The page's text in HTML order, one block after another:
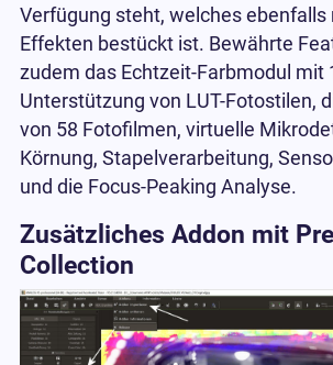
Verfügung steht, welches ebenfalls
Effekten bestückt ist. Bewährte
zudem das Echtzeit-Farbmodul mit
Unterstützung von LUT-Fotostilen,
von 58 Fotofilmen, virtuelle
Körnung, Stapelverarbeitung,
und die Focus-Peaking Analyse.
Zusätzliches Addon mit
Collection